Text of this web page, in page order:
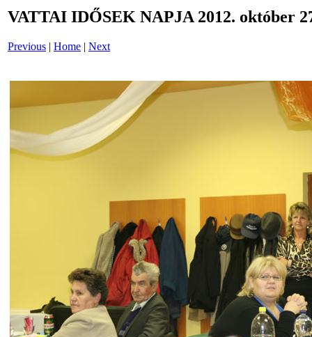
VATTAI IDŐSEK NAPJA 2012. október
Previous | Home | Next